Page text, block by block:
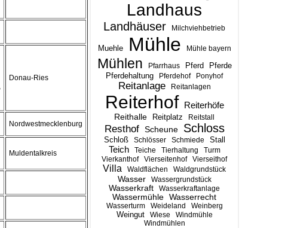
Landhaus
Landhäuser Milchviehbetrieb
Muehle Mühle Mühle bayern
Mühlen Pfarrhaus Pferd Pferde
Pferdehaltung Pferdehof Ponyhof
Reitanlage Reitanlagen
Reiterhof Reiterhöfe
Reithalle Reitplatz Reitstall
Resthof Scheune Schloss
Schloß Schlösser Schmiede Stall
Teich Teiche Tierhaltung
Turm
Vierkanthof
Vierseitenhof Vierseithof
Villa Waldflächen Waldgrundstück
Wasser Wassergrundstück
Wasserkraft Wasserkraftanlage
Wassermühle Wasserrecht
Wasserturm Weideland Weinberg
Weingut Wiese
Windmühle
Windmühlen
Donau-Ries
Nordwestmecklenburg
Muldentalkreis